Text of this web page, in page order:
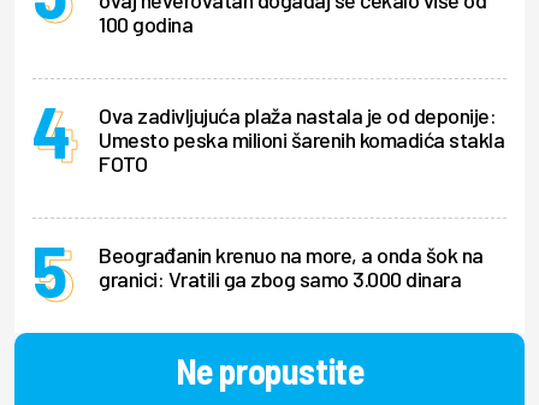
100 godina
Ova zadivljujuća plaža nastala je od deponije:
Umesto peska milioni šarenih komadića stakla
FOTO
Beograđanin krenuo na more, a onda šok na
granici: Vratili ga zbog samo 3.000 dinara
Ne propustite